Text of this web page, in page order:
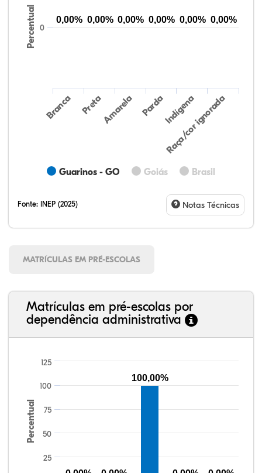
Percentual
Guarinos - GO Goiás Brasil
Branca PretaAmarela PardaIndígena
Raça/cor ignorada
0
0,00% 0,00% 0,00% 0,00% 0,00% 0,00%
Fonte: INEP (2025) Notas Técnicas
MATRÍCULAS EM PRÉ-ESCOLAS
Matrículas em pré-escolas por
dependência administrativa
Percentual
25
50
75
100
125
100,00%